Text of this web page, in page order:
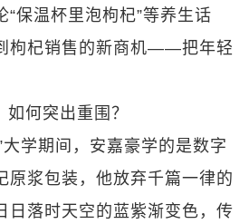
“保温杯里泡枸杞”等养生话
枸杞销售的新商机——把年轻
何突出重围？
大学期间，安嘉豪学的是数字
原浆包装，他放弃千篇一律的
日落时天空的蓝紫渐变色，传